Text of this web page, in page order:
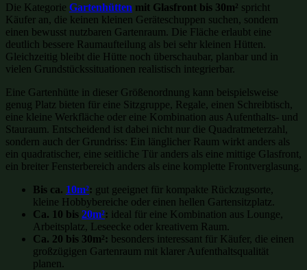
Die Kategorie Gartenhütten mit Glasfront bis 30m² spricht
Käufer an, die keinen kleinen Geräteschuppen suchen, sondern
einen bewusst nutzbaren Gartenraum. Die Fläche erlaubt eine
deutlich bessere Raumaufteilung als bei sehr kleinen Hütten.
Gleichzeitig bleibt die Hütte noch überschaubar, planbar und in
vielen Grundstückssituationen realistisch integrierbar.
Eine Gartenhütte in dieser Größenordnung kann beispielsweise
genug Platz bieten für eine Sitzgruppe, Regale, einen Schreibtisch,
eine kleine Werkfläche oder eine Kombination aus Aufenthalts- und
Stauraum. Entscheidend ist dabei nicht nur die Quadratmeterzahl,
sondern auch der Grundriss: Ein länglicher Raum wirkt anders als
ein quadratischer, eine seitliche Tür anders als eine mittige Glasfront,
ein breiter Fensterbereich anders als eine komplette Frontverglasung.
Bis ca. 10m²: gut geeignet für kompakte Rückzugsorte,
kleine Hobbybereiche oder einen hellen Gartensitzplatz.
Ca. 10 bis 20m²: ideal für eine Kombination aus Lounge,
Arbeitsplatz, Leseecke oder kreativem Raum.
Ca. 20 bis 30m²: besonders interessant für Käufer, die einen
großzügigen Gartenraum mit klarer Aufenthaltsqualität
planen.